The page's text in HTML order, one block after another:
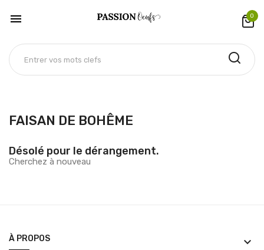
 0
FAISAN DE BOHÊME
Désolé pour le dérangement.
Cherchez à nouveau
À PROPOS keyboard_arrow_down